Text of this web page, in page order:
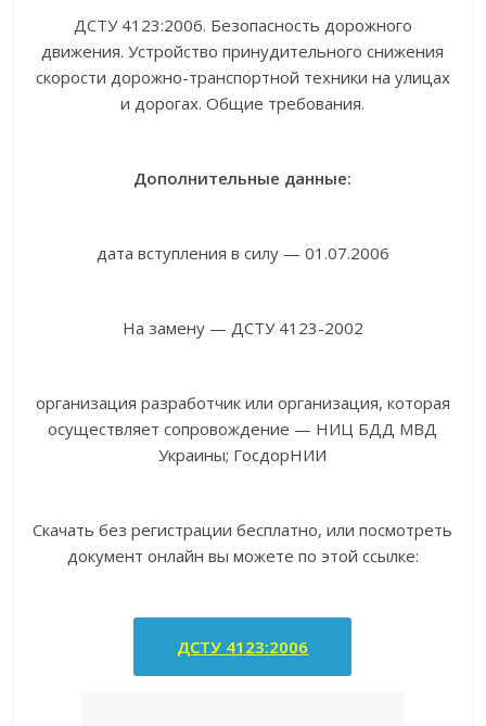
ДСТУ 4123:2006. Безопасность дорожного
движения. Устройство принудительного снижения
скорости дорожно-транспортной техники на улицах
и дорогах. Общие требования.
Дополнительные данные:
дата вступления в силу — 01.07.2006
На замену — ДСТУ 4123-2002
организация разработчик или организация, которая
осуществляет сопровождение — НИЦ БДД МВД
Украины; ГосдорНИИ
Скачать без регистрации бесплатно, или посмотреть
документ онлайн вы можете по этой ссылке:
ДСТУ 4123:2006